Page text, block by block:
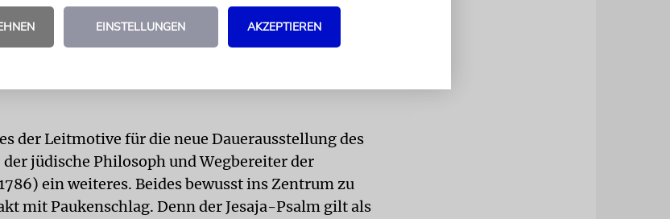
Band gelegt, darauf eingestickt seine Übersetzung in
Ein paar Meter abseits überblickt Moses
der Leitmotive für die neue Dauerausstellung des
jüdische Philosoph und Wegbereiter der
ein weiteres. Beides bewusst ins Zentrum zu
mit Paukenschlag. Denn der Jesaja-Psalm gilt als
EINSTELLUNGEN AKZEPTIEREN